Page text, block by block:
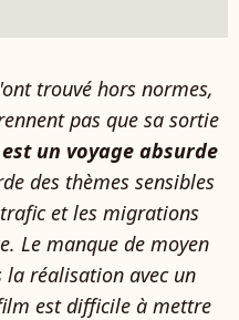
trouvé hors normes,
pas que sa sortie
un voyage absurde
des thèmes sensibles
et les migrations
Le manque de moyen
réalisation avec un
est difficile à mettre